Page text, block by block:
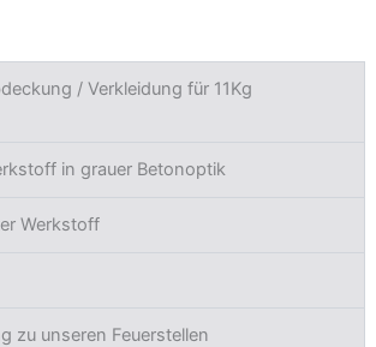
/ Verkleidung für 11Kg
in grauer Betonoptik
Werkstoff
zu unseren Feuerstellen